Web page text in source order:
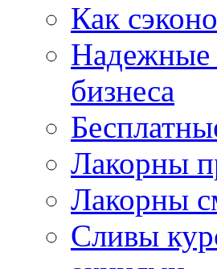
Как
Надежные
бизнеса
Лакорны
Лакорны
Сливы